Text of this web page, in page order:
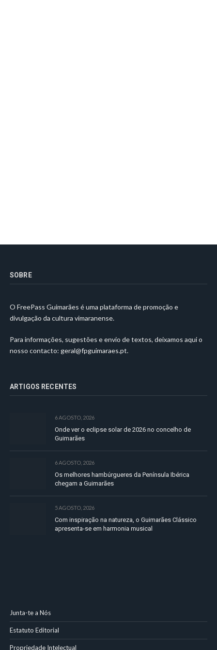
SOBRE
O FreePass Guimarães é uma plataforma de promoção e
divulgação da cultura vimaranense.
Para informações, sugestões e envio de textos, deixamos aqui o
nosso contacto: geral@fpguimaraes.pt.
ARTIGOS RECENTES
6 AGOSTO, 2026
Onde ver o eclipse solar de 2026 no concelho de
Guimarães
6 AGOSTO, 2026
Os melhores hambúrgueres da Península Ibérica
chegam a Guimarães
5 AGOSTO, 2026
Com inspiração na natureza, o Guimarães Clássico
apresenta-se em harmonia musical
Junta-te a Nós
Estatuto Editorial
Propriedade Intelectual